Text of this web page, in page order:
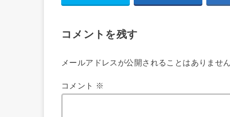
コメントを残す
メールアドレスが公開されることはありません
コメント ※